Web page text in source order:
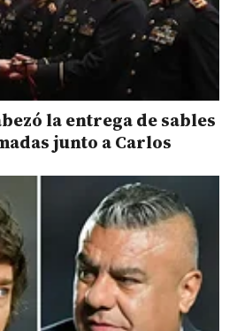
la entrega de sables
junto a Carlos